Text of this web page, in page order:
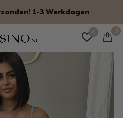
0 0
Niet goed? Geld terug!